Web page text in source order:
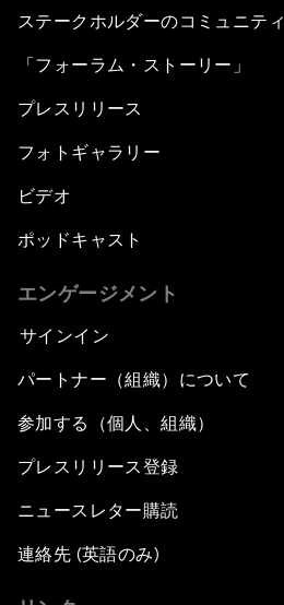
ステークホルダーのコミュニティ
「フォーラム・ストーリー」
プレスリリース
フォトギャラリー
ビデオ
ポッドキャスト
エンゲージメント
サインイン
パートナー（組織）について
参加する（個人、組織）
プレスリリース登録
ニュースレター購読
連絡先 (英語のみ)